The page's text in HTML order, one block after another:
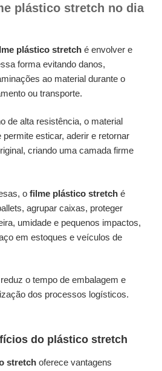
plástico stretch no dia
plástico stretch é envolver e
forma evitando danos,
ao material durante o
ou transporte.
de alta resistência, o material
esticar, aderir e retornar
criando uma camada firme
o filme plástico stretch é
agrupar caixas, proteger
umidade e pequenos impactos,
em estoques e veículos de
o tempo de embalagem e
dos processos logísticos.
do plástico stretch
stretch oferece vantagens